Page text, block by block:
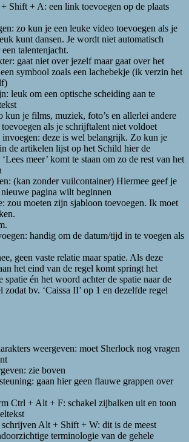
Shift + A: een link toevoegen op de plaats
zo kun je een leuke video toevoegen als je
kunt dansen. Je wordt niet automatisch
talentenjacht.
gaat niet over jezelf maar gaat over het
symbool zoals een lachebekje (ik verzin het
leuk om een optische scheiding aan te
kun je films, muziek, foto’s en allerlei andere
als je schrijftalent niet voldoet
invoegen: deze is wel belangrijk. Zo kun je
de artikelen lijst op het Schild hier de
meer’ komt te staan om zo de rest van het
(kan zonder vuilcontainer) Hiermee geef je
nieuwe pagina wilt beginnen
zou moeten zijn sjabloon toevoegen. Ik moet
handig om de datum/tijd in te voegen als
geen vaste relatie maar spatie. Als deze
aan het eind van de regel komt springt het
spatie én het woord achter de spatie naar de
zodat bv. ‘Caissa II’ op 1 en dezelfde regel
weergeven: moet Sherlock nog vragen
zie boven
gaan hier geen flauwe grappen over
Ctrl + Alt + F: schakel zijbalken uit en toon
Alt + Shift + W: dit is de meest
terminologie van de gehele